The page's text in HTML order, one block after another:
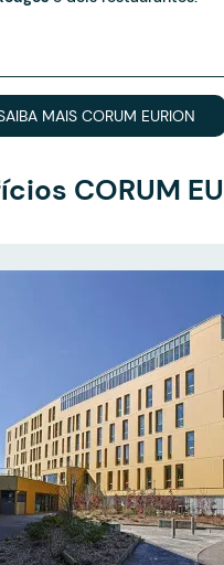
MAIS CORUM EURION
CORUM